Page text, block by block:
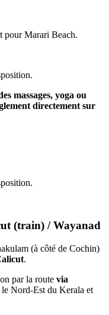
pour Marari Beach.
massages, yoga ou
directement sur
(train) / Wayanad
(à côté de Cochin)
.
par la route via
Nord-Est du Kerala et